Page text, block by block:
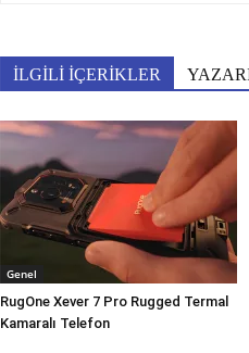
İLGİLİ İÇERİKLER
Genel
RugOne Xever 7 Pro Rugged Termal
Kamaralı Telefon